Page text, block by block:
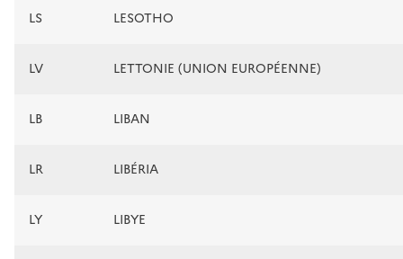
LS LESOTHO
LV LETTONIE (UNION EUROPÉENNE)
LB LIBAN
LR LIBÉRIA
LY LIBYE